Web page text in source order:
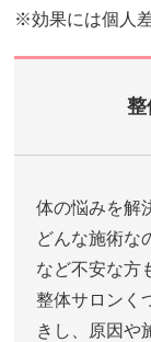
※効果には個人
整
体の悩みを解
どんな施術な
など不安な方
整体サロンく
きし、原因や